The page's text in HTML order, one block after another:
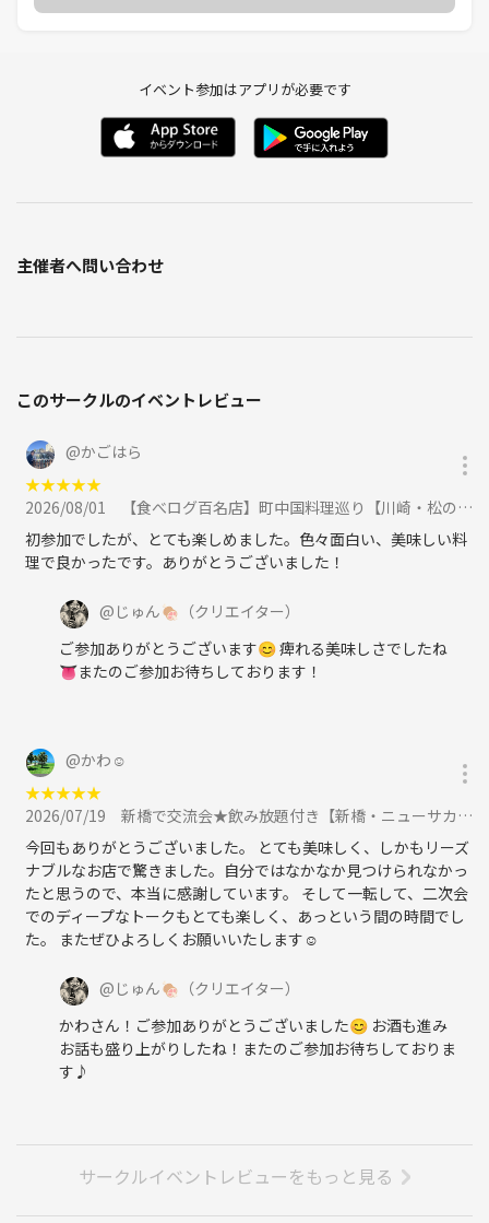
イベント参加はアプリが必要です
主催者へ問い合わせ
このサークルのイベントレビュー
@かごはら
★★★★★
2026/08/01
【食べログ百名店】町中国料理巡り【川崎・松の樹】に参加
初参加でしたが、とても楽しめました。色々面白い、美味しい料
理で良かったです。ありがとうございました！
@ じゅん🍖 （クリエイター）
ご参加ありがとうございます😊 痺れる美味しさでしたね
👅またのご参加お待ちしております！
@かわ☺️
★★★★★
2026/07/19
新橋で交流会★飲み放題付き【新橋・ニューサカナヤキオ】食べログHOTレストラン2026に参加
今回もありがとうございました。 とても美味しく、しかもリーズ
ナブルなお店で驚きました。自分ではなかなか見つけられなかっ
たと思うので、本当に感謝しています。 そして一転して、二次会
でのディープなトークもとても楽しく、あっという間の時間でし
た。 またぜひよろしくお願いいたします☺️
@ じゅん🍖 （クリエイター）
かわさん！ご参加ありがとうございました😊 お酒も進み
お話も盛り上がりしたね！またのご参加お待ちしておりま
す♪
サークルイベントレビューをもっと見る